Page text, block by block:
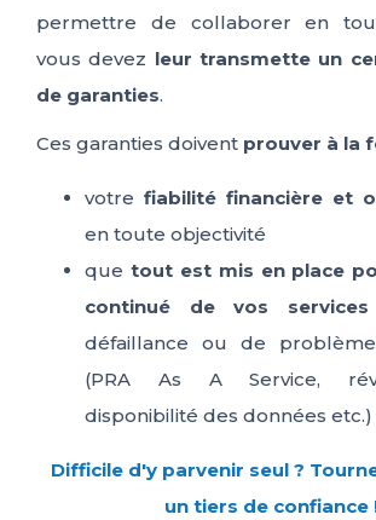
permettre de collaborer en
vous devez leur transmette un
de garanties.
Ces garanties doivent prouver à la
votre fiabilité financière et
en toute objectivité
que tout est mis en place
continué de vos services
défaillance ou de
(PRA As A Service,
disponibilité des données etc.)
Difficile d'y parvenir seul ?
un tiers de confiance